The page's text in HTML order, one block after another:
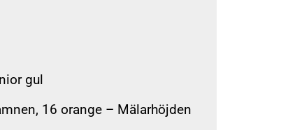
gul
16 orange – Mälarhöjden